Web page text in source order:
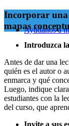
Ayúdanos a
Incorporar una
mapas
Introduzca
Antes de dar una
quién es el autor o
enmarca y qué
Luego, indique
estudiantes con la
del curso, que